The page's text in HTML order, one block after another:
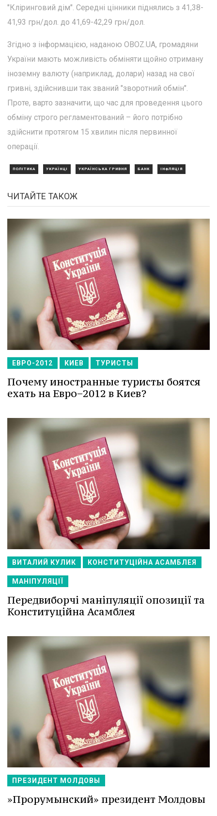
"Кліринговий дім". Середні цінники піднялись з 41,38-
41,93 грн/дол. до 41,69-42,29 грн/дол.
Згідно з інформацією, наданою OBOZ.UA, громадяни
України мають можливість обміняти щойно отриману
іноземну валюту (наприклад, долари) назад на свої
гривні, здійснивши так званий "зворотний обмін".
Проте, варто зазначити, що час для проведення цього
обміну строго регламентований – його потрібно
здійснити протягом 15 хвилин після первинної
операції.
ПОЛІТИКА УКРАЇНЦІ УКРАЇНСЬКА ГРИВНЯ БАНК ІНФЛЯЦІЯ
ЧИТАЙТЕ ТАКОЖ
ЕВРО-2012 КИЕВ ТУРИСТЫ
Почему иностранные туристы боятся
ехать на Евро−2012 в Киев?
ВИТАЛИЙ КУЛИК КОНСТИТУЦІЙНА АСАМБЛЕЯ
МАНІПУЛЯЦІЇ
Передвиборчі маніпуляції опозиції та
Конституційна Асамблея
ПРЕЗИДЕНТ МОЛДОВЫ
»Прорумынский» президент Молдовы